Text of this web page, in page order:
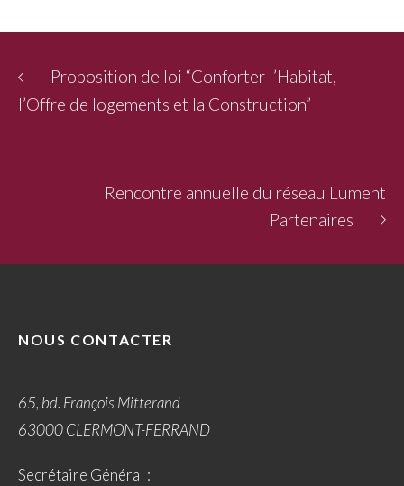
Proposition de loi “Conforter l’Habitat,
l’Offre de logements et la Construction”
Rencontre annuelle du réseau Lument
Partenaires
NOUS CONTACTER
65, bd. François Mitterand
63000 CLERMONT-FERRAND
Secrétaire Général :